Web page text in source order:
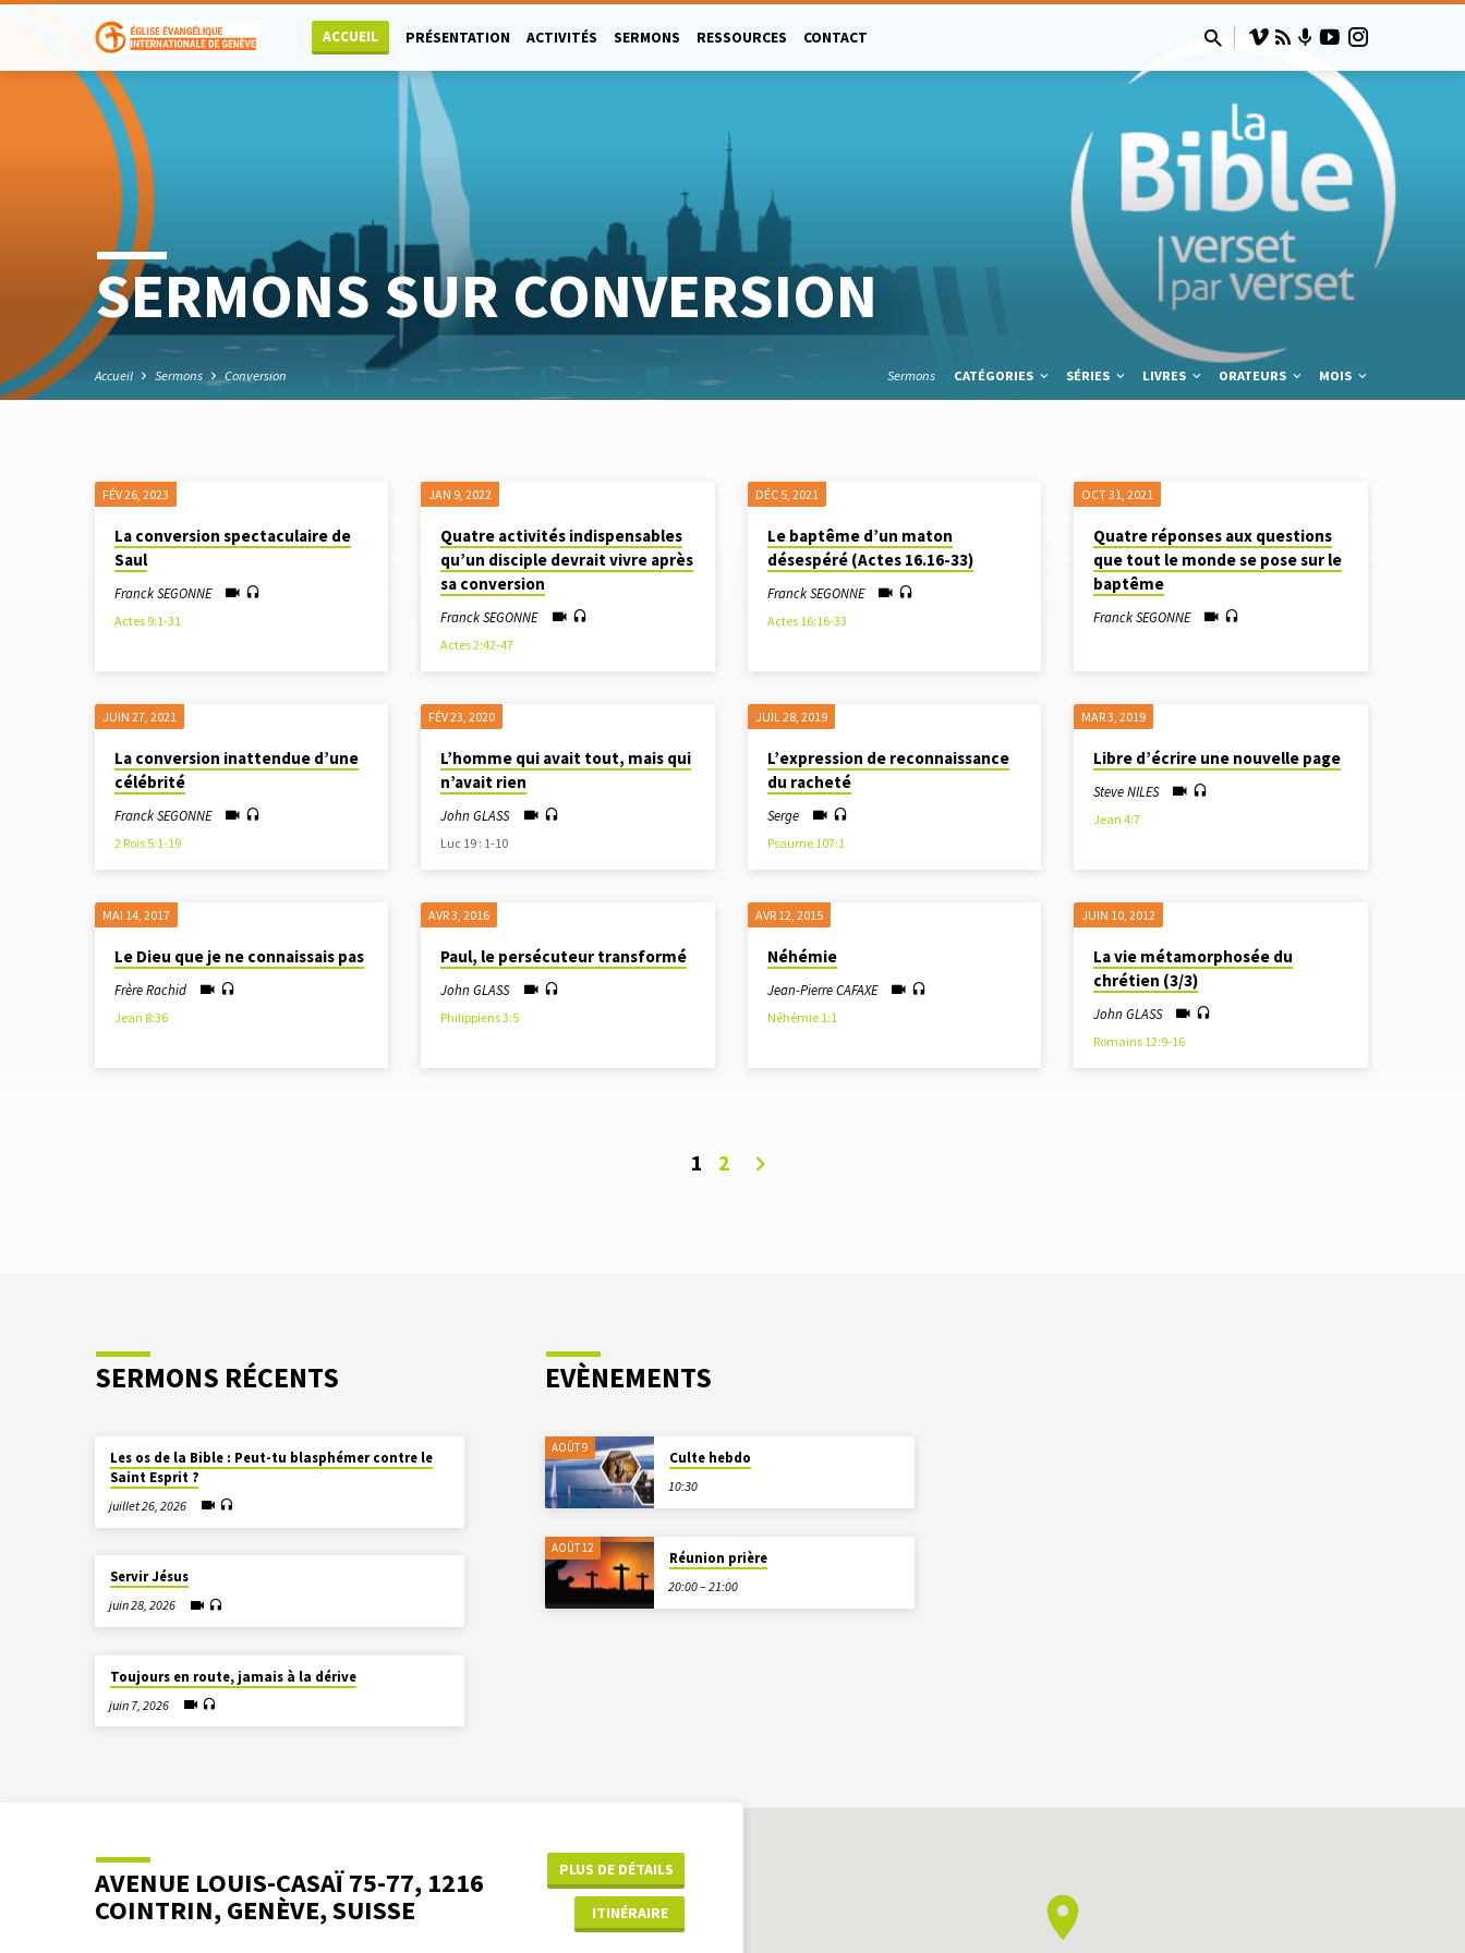
ACCUEIL PRÉSENTATION ACTIVITÉS SERMONS RESSOURCES CONTACT
SERMONS SUR CONVERSION
Accueil Sermons Conversion Sermons CATÉGORIES SÉRIES LIVRES ORATEURS MOIS
SERMONS
SUR
CONVERSION
FÉV 26, 2023
La conversion spectaculaire de
Saul
Franck SEGONNE
Actes 9:1-31
JAN 9, 2022
Quatre activités indispensables
qu’un disciple devrait vivre après
sa conversion
Franck SEGONNE
Actes 2:42-47
DÉC 5, 2021
Le baptême d’un maton
désespéré (Actes 16.16-33)
Franck SEGONNE
Actes 16:16-33
OCT 31, 2021
Quatre réponses aux questions
que tout le monde se pose sur le
baptême
Franck SEGONNE
JUIN 27, 2021
La conversion inattendue d’une
célébrité
Franck SEGONNE
2 Rois 5:1-19
FÉV 23, 2020
L’homme qui avait tout, mais qui
n’avait rien
John GLASS
Luc 19 : 1-10
JUIL 28, 2019
L’expression de reconnaissance
du racheté
Serge
Psaume 107:1
MAR 3, 2019
Libre d’écrire une nouvelle page
Steve NILES
Jean 4:7
MAI 14, 2017
Le Dieu que je ne connaissais pas
Frère Rachid
Jean 8:36
AVR 3, 2016
Paul, le persécuteur transformé
John GLASS
Philippiens 3:5
AVR 12, 2015
Néhémie
Jean-Pierre CAFAXE
Néhémie 1:1
JUIN 10, 2012
La vie métamorphosée du
chrétien (3/3)
John GLASS
Romains 12:9-16
1 2
SERMONS RÉCENTS
Les os de la Bible : Peut-tu blasphémer contre le
Saint Esprit ?
juillet 26, 2026
Servir Jésus
juin 28, 2026
Toujours en route, jamais à la dérive
juin 7, 2026
EVÈNEMENTS
AOÛT 9
Culte hebdo
10:30
AOÛT 12
Réunion prière
20:00 – 21:00
AVENUE LOUIS-CASAÏ 75-77, 1216
COINTRIN, GENÈVE, SUISSE
PLUS DE DÉTAILS
ITINÉRAIRE